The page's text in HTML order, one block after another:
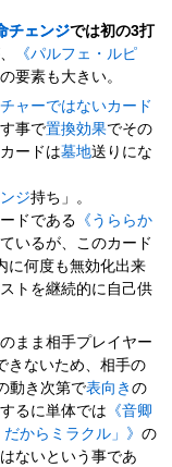
チェンジでは初の3打
《パルフェ・ルピ
要素も大きい。
ャーではないカード
事で置換効果でその
ードは墓地送りにな
ジ持ち」。
ドである 《うららか
いるが、このカード
に何度も無効化出来
トを継続的に自己供
まま相手プレイヤー
きないため、相手の
動き次第で表向きの
るに単体では 《音卿
からミラクル」》の
ないという事であ